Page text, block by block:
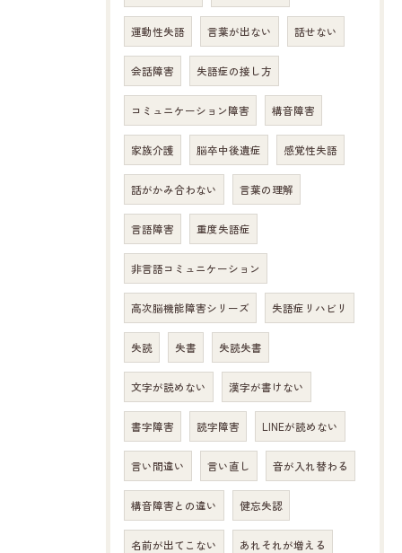
運動性失語 言葉が出ない 話せない
会話障害 失語症の接し方
コミュニケーション障害 構音障害
家族介護 脳卒中後遺症 感覚性失語
話がかみ合わない 言葉の理解
言語障害 重度失語症
非言語コミュニケーション
高次脳機能障害シリーズ 失語症リハビリ
失読 失書 失読失書
文字が読めない 漢字が書けない
書字障害 読字障害 LINEが読めない
言い間違い 言い直し 音が入れ替わる
構音障害との違い 健忘失認
名前が出てこない あれそれが増える